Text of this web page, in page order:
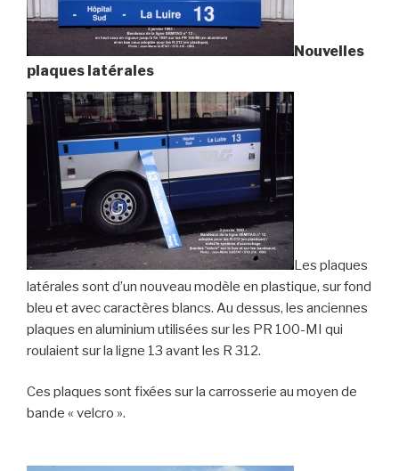
Nouvelles
plaques latérales
Les plaques
latérales sont d’un nouveau modèle en plastique, sur fond
bleu et avec caractères blancs. Au dessus, les anciennes
plaques en aluminium utilisées sur les PR 100-MI qui
roulaient sur la ligne 13 avant les R 312.
Ces plaques sont fixées sur la carrosserie au moyen de
bande « velcro ».